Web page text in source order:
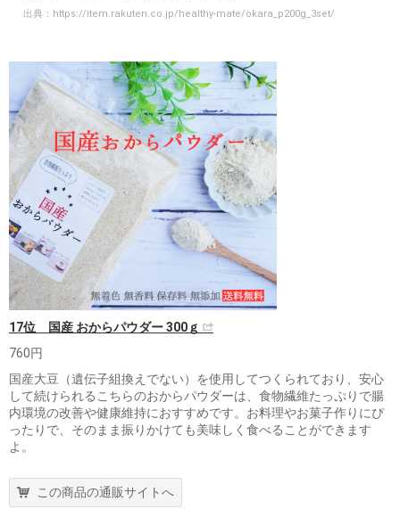
出典： https://item.rakuten.co.jp/healthy-mate/okara_p200g_3set/
17位 国産 おからパウダー 300ｇ
760円
国産大豆（遺伝子組換えでない）を使用してつくられており、安心
して続けられるこちらのおからパウダーは、食物繊維たっぷりで腸
内環境の改善や健康維持におすすめです。お料理やお菓子作りにぴ
ったりで、そのまま振りかけても美味しく食べることができます
よ。
この商品の通販サイトへ